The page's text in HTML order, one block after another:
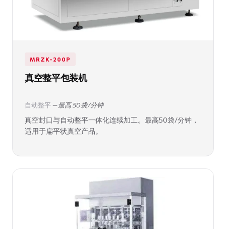
MRZK-200P
真空整平包装机
自动整平— 最高 50 袋/分钟
真空封口与自动整平一体化连续加工。最高50袋/分钟，
适用于扁平状真空产品。